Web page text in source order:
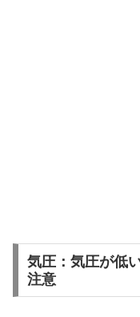
気圧：気圧が低
注意